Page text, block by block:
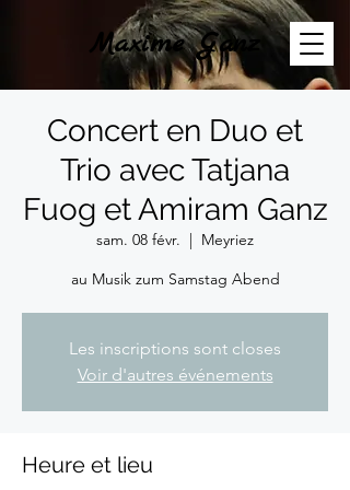
Maxime Ganz
Concert en Duo et
Trio avec Tatjana
Fuog et Amiram Ganz
sam. 08 févr.
  |
Meyriez
au Musik zum Samstag Abend
Les inscriptions sont closes
Voir d'autres événements
Heure et lieu